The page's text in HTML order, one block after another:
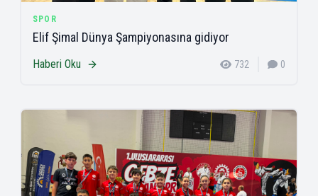
SPOR
Elif Şimal Dünya Şampiyonasına gidiyor
Haberi Oku 732 0